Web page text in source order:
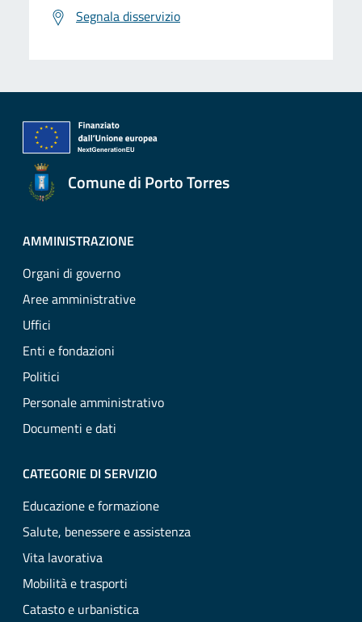
Segnala disservizio
Comune di Porto Torres
AMMINISTRAZIONE
Organi di governo
Aree amministrative
Uffici
Enti e fondazioni
Politici
Personale amministrativo
Documenti e dati
CATEGORIE DI SERVIZIO
Educazione e formazione
Salute, benessere e assistenza
Vita lavorativa
Mobilità e trasporti
Catasto e urbanistica